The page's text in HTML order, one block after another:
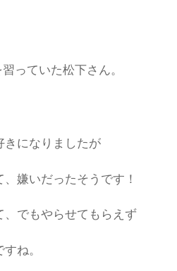
っていた松下さん。
きになりましたが
、嫌いだったそうです！
、でもやらせてもらえず
ね。